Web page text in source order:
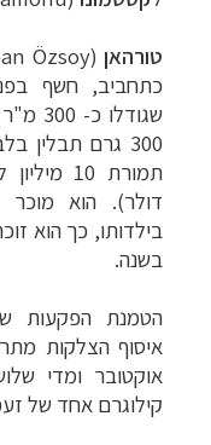
טורהאן
כתחביב, חשף
300 גרם
תמורת
דולר). הוא מוכר
בשנה.
הטמנת הפקעות
איסוף הצלקות
אוקטובר ומדי
קילוגרם אחד של זעפרן